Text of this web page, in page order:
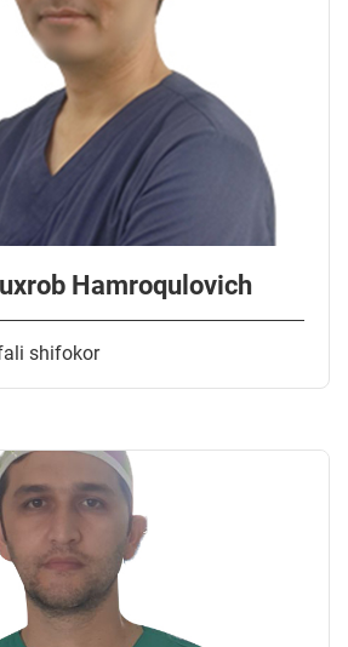
Hamroqulovich
shifokor